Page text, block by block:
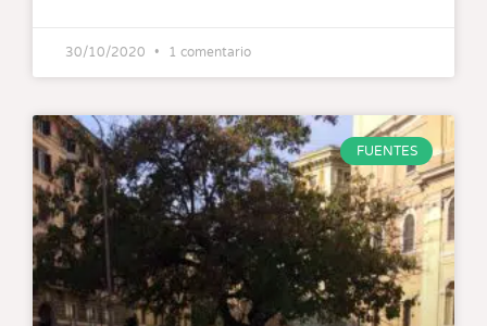
30/10/2020 1 comentario
FUENTES